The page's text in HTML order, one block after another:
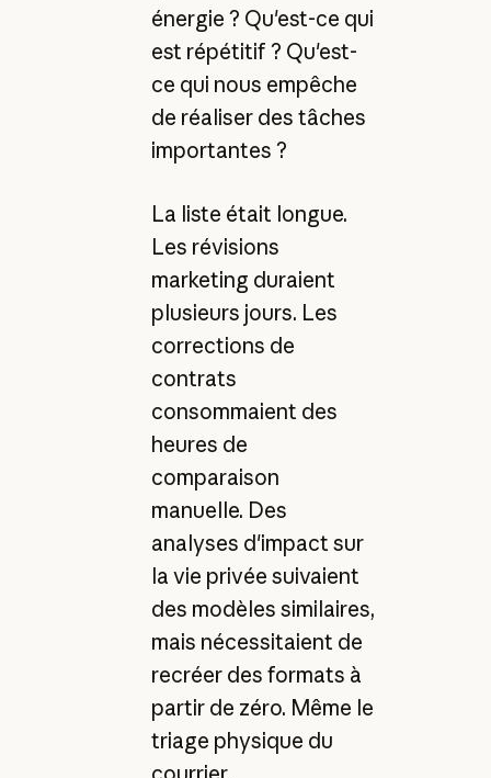
énergie ? Qu'est-ce qui
est répétitif ? Qu'est-
ce qui nous empêche
de réaliser des tâches
importantes ?
La liste était longue.
Les révisions
marketing duraient
plusieurs jours. Les
corrections de
contrats
consommaient des
heures de
comparaison
manuelle. Des
analyses d'impact sur
la vie privée suivaient
des modèles similaires,
mais nécessitaient de
recréer des formats à
partir de zéro. Même le
triage physique du